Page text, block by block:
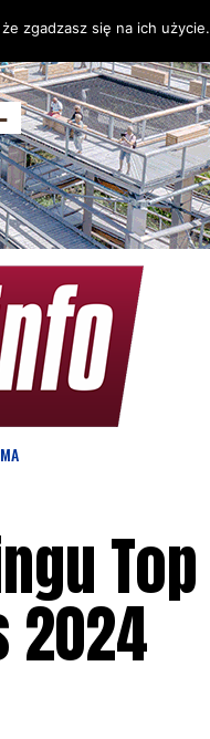
Top
2024
zgadzasz się na ich użycie.